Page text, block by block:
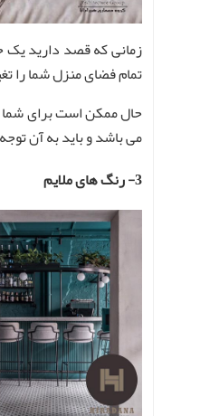
زمانی که قصد دارید یک
تمام فضای منزل شما را
حال ممکن است برای شما
می باشد و باید به آن
3- رنگ های ملایم